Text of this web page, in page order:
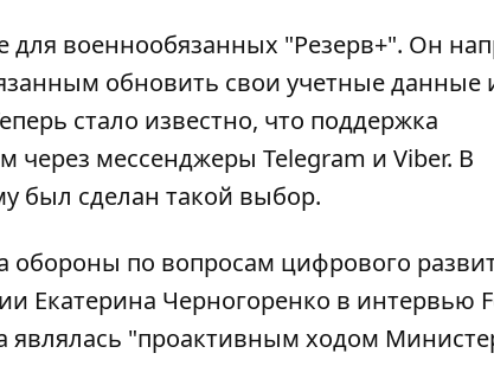
для военнообязанных "Резерв+". Он
обновить свои учетные данные
стало известно, что поддержка
через мессенджеры Telegram и Viber. В
был сделан такой выбор.
обороны по вопросам цифрового
Екатерина Черногоренко в интервью
являлась "проактивным ходом